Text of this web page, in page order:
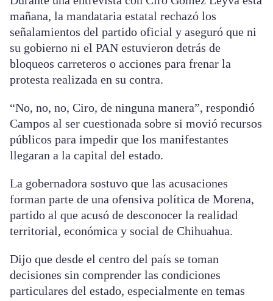
mañana, la mandataria estatal rechazó los
señalamientos del partido oficial y aseguró que ni
su gobierno ni el PAN estuvieron detrás de
bloqueos carreteros o acciones para frenar la
protesta realizada en su contra.
“No, no, no, Ciro, de ninguna manera”, respondió
Campos al ser cuestionada sobre si movió recursos
públicos para impedir que los manifestantes
llegaran a la capital del estado.
La gobernadora sostuvo que las acusaciones
forman parte de una ofensiva política de Morena,
partido al que acusó de desconocer la realidad
territorial, económica y social de Chihuahua.
Dijo que desde el centro del país se toman
decisiones sin comprender las condiciones
particulares del estado, especialmente en temas